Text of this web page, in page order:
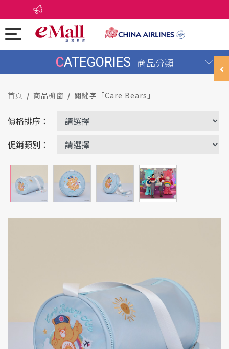
CATEGORIES 商品分類
首頁 商品櫥窗 關鍵字「Care Bears」
價格排序：
促銷類別：